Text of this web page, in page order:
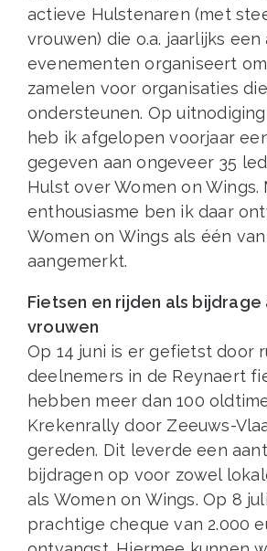
actieve Hulstenaren (met
vrouwen) die o.a. jaarlijks een
evenementen organiseert
zamelen voor organisaties
ondersteunen. Op
heb ik afgelopen voorjaar
gegeven aan ongeveer 35
Hulst over Women on Wings.
enthousiasme ben ik daar
Women on Wings als één
aangemerkt.
Fietsen en rijden als bijdrage
vrouwen
Op 14 juni is er gefietst door
deelnemers in de Reynaert
hebben meer dan 100
Krekenrally door Zeeuws-
gereden. Dit leverde een
bijdragen op voor zowel
als Women on Wings. Op 8
prachtige cheque van 2.000